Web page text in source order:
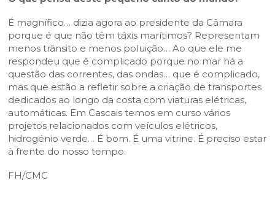
É magnífico… dizia agora ao presidente da Câmara
porque é que não têm táxis marítimos? Representam
menos trânsito e menos poluição… Ao que ele me
respondeu que é complicado porque no mar há a
questão das correntes, das ondas… que é complicado,
mas que estão a refletir sobre a criação de transportes
dedicados ao longo da costa com viaturas elétricas,
automáticas. Em Cascais temos em curso vários
projetos relacionados com veículos elétricos,
hidrogénio verde… É bom. É uma vitrine. É preciso estar
à frente do nosso tempo.
FH/CMC